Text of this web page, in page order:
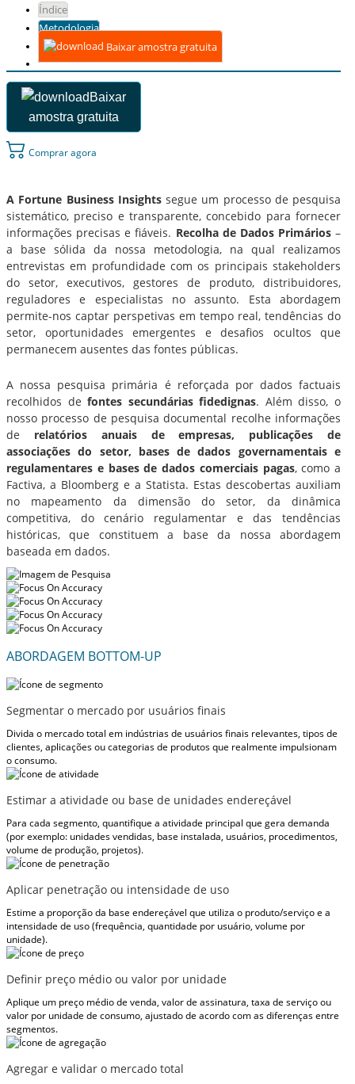
Índice
Metodologia
Baixar amostra gratuita
Baixar
amostra gratuita
Comprar agora
A Fortune Business Insightssegue um processo de pesquisa
sistemático, preciso e transparente, concebido para fornecer
informações precisas e fiáveis. Recolha de Dados Primários–
a base sólida da nossa metodologia, na qual realizamos
entrevistas em profundidade com os principais stakeholders
do setor, executivos, gestores de produto, distribuidores,
reguladores e especialistas no assunto. Esta abordagem
permite-nos captar perspetivas em tempo real, tendências do
setor, oportunidades emergentes e desafios ocultos que
permanecem ausentes das fontes públicas.
A nossa pesquisa primária é reforçada por dados factuais
recolhidos defontes secundárias fidedignas. Além disso, o
nosso processo de pesquisa documental recolhe informações
de relatórios anuais de empresas, publicações de
associações do setor, bases de dados governamentais e
regulamentares e bases de dados comerciais pagas, como a
Factiva, a Bloomberg e a Statista. Estas descobertas auxiliam
no mapeamento da dimensão do setor, da dinâmica
competitiva, do cenário regulamentar e das tendências
históricas, que constituem a base da nossa abordagem
baseada em dados.
ABORDAGEM BOTTOM-UP
Segmentar o mercado por usuários finais
Divida o mercado total em indústrias de usuários finais relevantes, tipos de
clientes, aplicações ou categorias de produtos que realmente impulsionam
o consumo.
Estimar a atividade ou base de unidades endereçável
Para cada segmento, quantifique a atividade principal que gera demanda
(por exemplo: unidades vendidas, base instalada, usuários, procedimentos,
volume de produção, projetos).
Aplicar penetração ou intensidade de uso
Estime a proporção da base endereçável que utiliza o produto/serviço e a
intensidade de uso (frequência, quantidade por usuário, volume por
unidade).
Definir preço médio ou valor por unidade
Aplique um preço médio de venda, valor de assinatura, taxa de serviço ou
valor por unidade de consumo, ajustado de acordo com as diferenças entre
segmentos.
Agregar e validar o mercado total